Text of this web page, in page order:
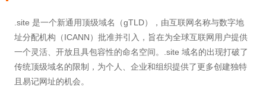
.site 是一个新通用顶级域名（gTLD），由互联网名称与数字地
址分配机构（ICANN）批准并引入，旨在为全球互联网用户提供
一个灵活、开放且具包容性的命名空间。.site 域名的出现打破了
传统顶级域名的限制，为个人、企业和组织提供了更多创建独特
且易记网址的机会。